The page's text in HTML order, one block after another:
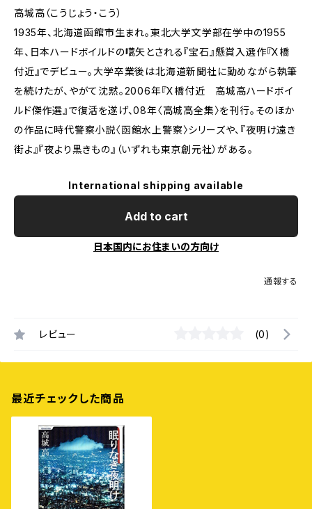
高城高（こうじょう・こう）
1935年、北海道函館市生まれ。東北大学文学部在学中の1955
年、日本ハードボイルドの嚆矢とされる『宝石』懸賞入選作『X橋
付近』でデビュー。大学卒業後は北海道新聞社に勤めながら執筆
を続けたが、やがて沈黙。2006年『X橋付近 高城高ハードボイ
ルド傑作選』で復活を遂げ、08年〈高城高全集〉を刊行。そのほか
の作品に時代警察小説〈函館水上警察〉シリーズや、『夜明け遠き
街よ』『夜より黒きもの』（いずれも東京創元社）がある。
International shipping available
Add to cart
日本国内にお住まいの方向け
通報する
レビュー (0)
最近チェックした商品